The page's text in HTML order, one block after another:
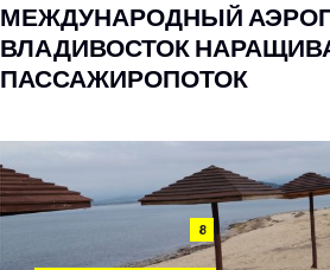
МЕЖДУНАРОДНЫЙ
ВЛАДИВОСТОК
ПАССАЖИРОПОТОК
8